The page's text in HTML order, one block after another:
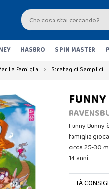
HASBRO SPIN MASTER
La Famiglia Strategici Semplici
Funny
famiglia
circa 25-30
14 anni.
ETÀ